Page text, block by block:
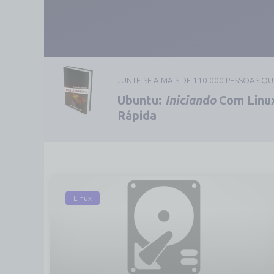
JUNTE-SE A MAIS DE 110.000 PESSOAS
Ubuntu: IniciandoCom
Rápida
Linux